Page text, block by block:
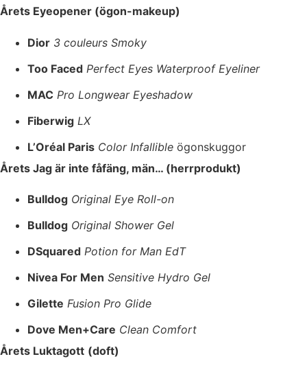
Årets Eyeopener (ögon-makeup)
Dior 3 couleurs Smoky
Too Faced Perfect Eyes Waterproof Eyeliner
MAC Pro Longwear Eyeshadow
Fiberwig LX
L’Oréal Paris Color Infallible ögonskuggor
Årets Jag är inte fåfäng, män… (herrprodukt)
Bulldog Original Eye Roll-on
Bulldog Original Shower Gel
DSquared Potion for Man EdT
Nivea For Men Sensitive Hydro Gel
Gilette Fusion Pro Glide
Dove Men+Care Clean Comfort
Årets Luktagott (doft)